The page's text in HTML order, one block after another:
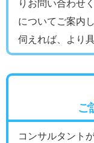
についてご案内
伺えれば、より
ご
コンサルタント